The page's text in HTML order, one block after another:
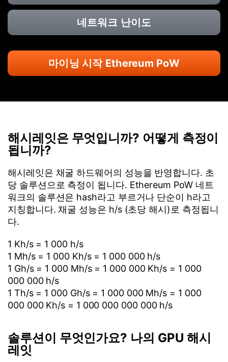
네트워크 난이도
마이닝 시작 Ethereum PoW
해시레잇은 무엇입니까? 어떻게 측정이
됩니까?
해시레잇은 채굴 하드웨어의 성능을 반영합니다. 초
당 솔루션으로 측정이 됩니다. Ethereum PoW 네트
워크의 솔루션은 hash라고 부르거나 단순이 h라고
지칭합니다. 채굴 성능은 h/s (초당 해시)로 측정됩니
다.
1 Kh/s = 1 000 h/s
1 Mh/s = 1 000 Kh/s = 1 000 000 h/s
1 Gh/s = 1 000 Mh/s = 1 000 000 Kh/s = 1 000
000 000 h/s
1 Th/s = 1 000 Gh/s = 1 000 000 Mh/s = 1 000
000 000 Kh/s = 1 000 000 000 000 h/s
솔루션이 무엇인가요? 나의 GPU 해시
레잇